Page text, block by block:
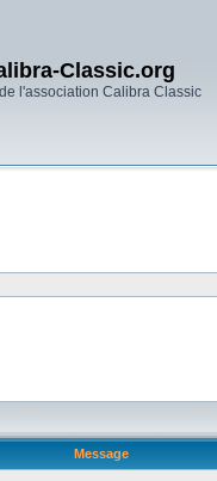
Classic.org
l'association Calibra Classic
Message